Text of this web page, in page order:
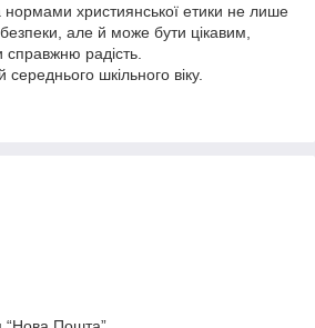
християнської етики не лише
але й може бути цікавим,
справжню радість.
шкільного віку.